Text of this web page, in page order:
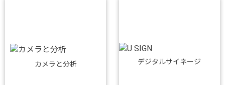
カメラと分析 デジタルサイネージ